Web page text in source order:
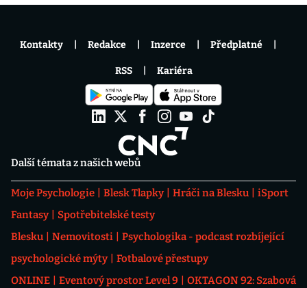
Další témata z našich webů
Moje Psychologie Blesk Tlapky Hráči na Blesku
iSport
Fantasy
Spotřebitelské testy
Blesku
Nemovitosti
Psychologika - podcast rozbíjející
psychologické mýty
Fotbalové přestupy
ONLINE
Eventový prostor Level 9
OKTAGON 92: Szabová
Kontakty Redakce Inzerce Předplatné
RSS Kariéra